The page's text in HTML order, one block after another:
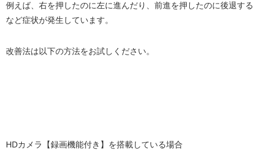
例えば、右を押したのに左に進んだり、前進を押したのに後退する
など症状が発生しています。
改善法は以下の方法をお試しください。
HDカメラ【録画機能付き】を搭載している場合